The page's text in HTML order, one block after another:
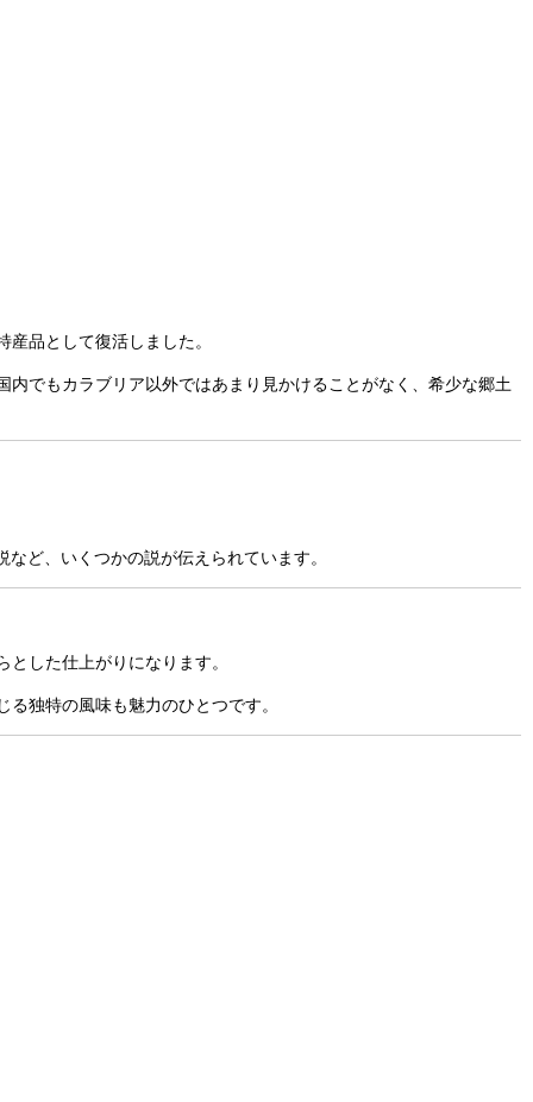
品として復活しました。
でもカラブリア以外ではあまり見かけることがなく、希少な郷土
ど、いくつかの説が伝えられています。
した仕上がりになります。
独特の風味も魅力のひとつです。